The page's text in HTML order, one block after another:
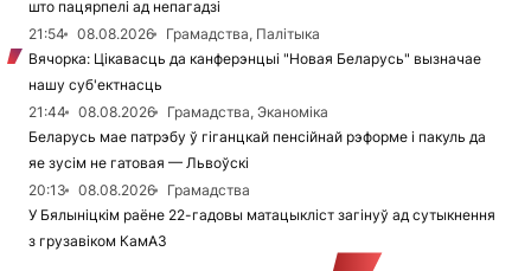
што пацярпелі ад непагадзі
21:54
08.08.2026
Грамадства, Палітыка
Вячорка: Цікавасць да канферэнцыі "Новая Беларусь" вызначае
нашу суб'ектнасць
21:44
08.08.2026
Грамадства, Эканоміка
Беларусь мае патрэбу ў гіганцкай пенсійнай рэформе і пакуль да
яе зусім не гатовая — Львоўскі
20:13
08.08.2026
Грамадства
У Бялыніцкім раёне 22-гадовы матацыкліст загінуў ад сутыкнення
з грузавіком КамАЗ